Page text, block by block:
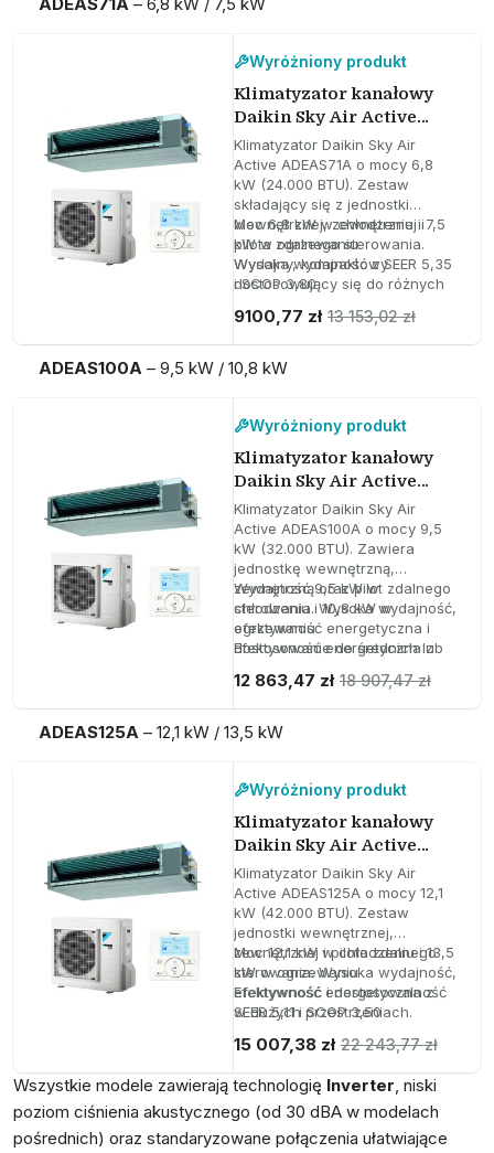
Wyróżniony produkt
Klimatyzator kanałowy
Daikin Sky Air Active
ADEAS71A 6,8 kW 24000
BTU
Klimatyzator Daikin Sky Air
Active ADEAS71A o mocy 6,8
kW (24.000 BTU). Zestaw
składający się z jednostki
wewnętrznej, zewnętrznej i
pilota zdalnego sterowania.
Wydajny, kompaktowy i
dostosowujący się do różnych
Moc 6,8 kW w chłodzeniu i 7,5
kW w ogrzewaniu
Wysoka wydajność z SEER 5,35
i SCOP 3,80
do 150 Pa
9100,77 zł 13 153,02 zł
ADEAS100A – 9,5 kW / 10,8 kW
Wyróżniony produkt
Klimatyzator kanałowy
Daikin Sky Air Active
ADEAS100A 9,5 kW
32000 BTU
Klimatyzator Daikin Sky Air
Active ADEAS100A o mocy 9,5
kW (32.000 BTU). Zawiera
jednostkę wewnętrzną,
zewnętrzną oraz pilot zdalnego
sterowania. Wysoka wydajność,
efektywność energetyczna i
dostosowanie do średnich lub
Wydajność 9,5 kW w
chłodzeniu i 10,8 kW w
ogrzewaniu
Efektywność energetyczna z
Ciśnienie statyczne regulowane
do 150 Pa
12 863,47 zł 18 907,47 zł
ADEAS125A – 12,1 kW / 13,5 kW​
Wyróżniony produkt
Klimatyzator kanałowy
Daikin Sky Air Active
ADEAS125A 12,1 kW
42000 BTU
Klimatyzator Daikin Sky Air
Active ADEAS125A o mocy 12,1
kW (42.000 BTU). Zestaw
jednostki wewnętrznej,
zewnętrznej i pilota zdalnego
sterowania. Wysoka wydajność,
efektywność i dostosowalność
w dużych przestrzeniach.
Moc 12,1 kW w chłodzeniu i 13,5
kW w ogrzewaniu
Efektywność energetyczna z
SEER 5,11 i SCOP 3,50
do 150 Pa
15 007,38 zł 22 243,77 zł
Wszystkie modele zawierają technologię Inverter, niski
poziom ciśnienia akustycznego (od 30 dBA w modelach
pośrednich) oraz standaryzowane połączenia ułatwiające